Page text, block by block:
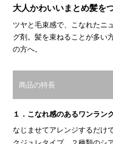
大人かわいいまとめ髪を
ツヤと毛束感で、こなれたニ
グ剤。髪を束ねることが多い
の方へ。
商品の特長
１．こなれ感のあるワンラン
なじませてアレンジするだけ